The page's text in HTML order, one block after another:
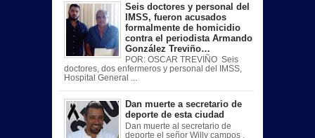
Seis doctores y personal del
IMSS, fueron acusados
formalmente de homicidio
contra el periodista Armando
González Treviño…
POR: OSCAR TREVIÑO Seis
doctores, dos enfermeros y personal del IMSS,
Hospital General ...
Dan muerte a secretario de
deporte de esta ciudad
Dan muerte al secretario de
deporte el señor Willy campos ,